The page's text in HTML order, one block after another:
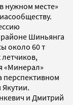
нужном месте»
Шиньянга
около 60 т
«Минерал»
перспективном
Якутии.
и Дмитрий